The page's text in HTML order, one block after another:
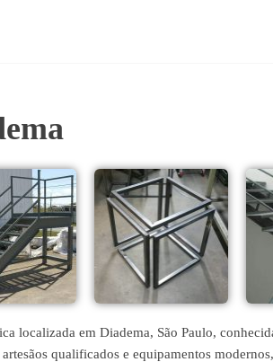
localizada em Diadema, São Paulo,
qualificados e equipamentos